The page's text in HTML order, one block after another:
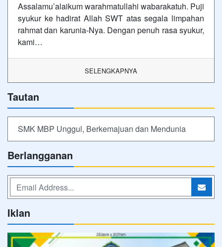
Assalamu’alaikum warahmatullahi wabarakatuh. Puji
syukur ke hadirat Allah SWT atas segala limpahan
rahmat dan karunia-Nya. Dengan penuh rasa syukur,
kami…
SELENGKAPNYA
Tautan
SMK MBP Unggul, Berkemajuan dan Mendunia
Berlangganan
Iklan